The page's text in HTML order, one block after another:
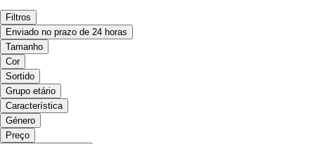
Filtros
Enviado no prazo de 24 horas
Tamanho
Cor
Sortido
Grupo etário
Característica
Género
Preço